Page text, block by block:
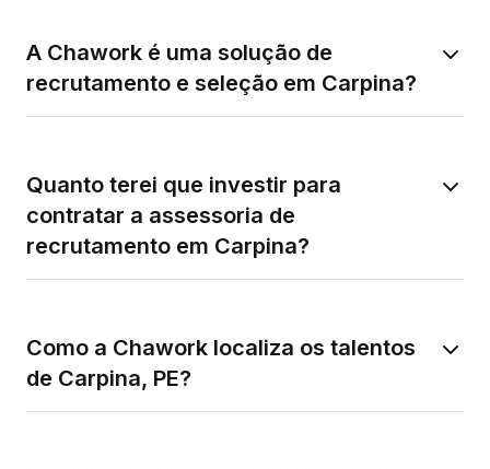
A Chawork é uma solução de
recrutamento e seleção em Carpina?
Quanto terei que investir para
contratar a assessoria de
recrutamento em Carpina?
Como a Chawork localiza os talentos
de Carpina, PE?